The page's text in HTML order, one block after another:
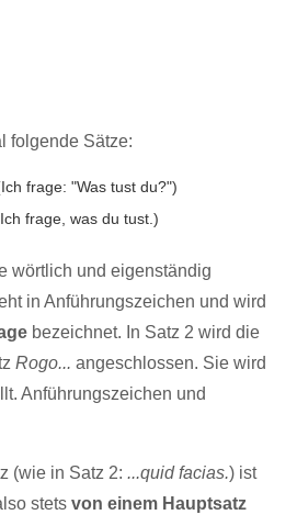
folgende Sätze:
frage: "Was tust du?")
frage, was du tust.)
wörtlich und eigenständig
in Anführungszeichen und wird
bezeichnet. In Satz 2 wird die
Rogo... angeschlossen. Sie wird
Anführungszeichen und
(wie in Satz 2: ...quid facias.) ist
stets von einem Hauptsatz